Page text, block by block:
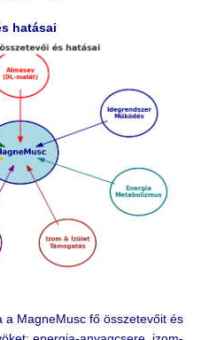
hatásai
a MagneMusc fő összetevőit és